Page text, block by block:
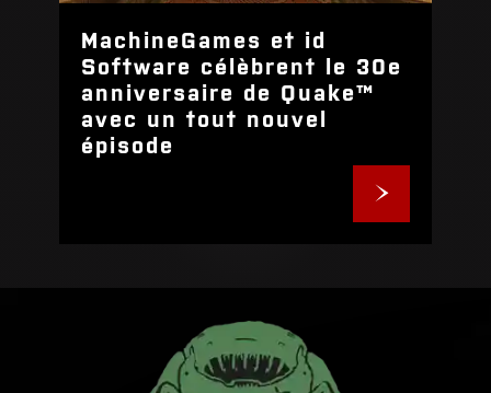
MachineGames et id
Software célèbrent le 30e
anniversaire de Quake™
avec un tout nouvel
épisode